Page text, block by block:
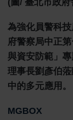
為強化員警科
府警察局中正
與資安防範」
理事長劉彥伯
中的多元應用。
MGBOX